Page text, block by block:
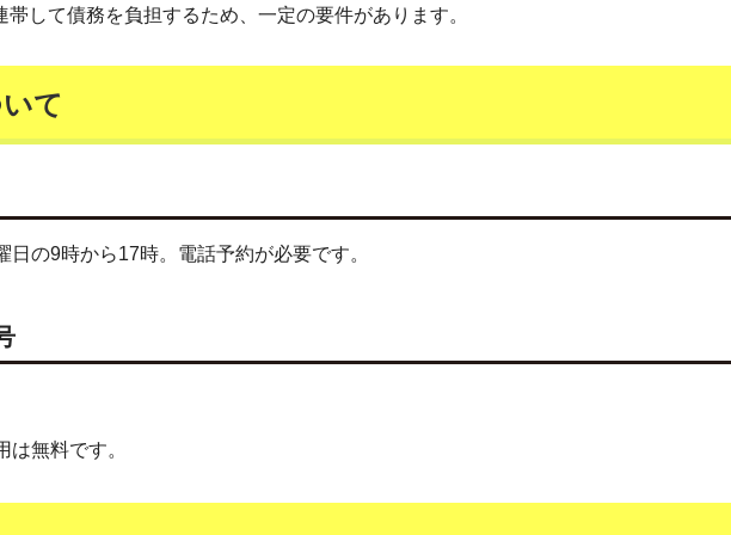
して債務を負担するため、一定の要件があります。
て
の9時から17時。電話予約が必要です。
無料です。